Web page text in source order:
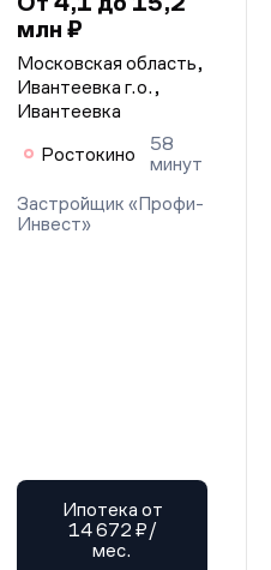
млн ₽
Московская область,
Ивантеевка г.о.,
Ивантеевка
Ростокино
58
минут
Застройщик «Профи-
Инвест»
Ипотека от
14 672 ₽/
мес.